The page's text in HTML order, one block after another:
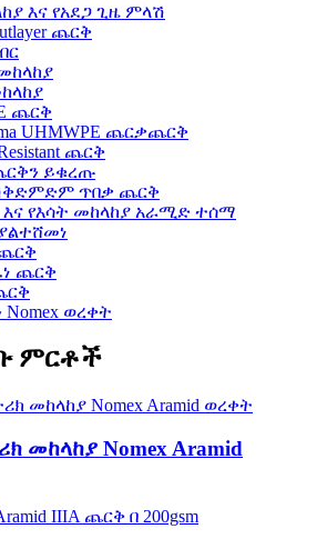
እና የአደጋ ጊዜ ምላሽ
ጨርቅ
ጨርቅ
UHMWPE ጨርቃጨርቅ
ጨርቅ
ይቁረጡ
ጥበቃ ጨርቅ
የእሳት መከላከያ አራሚድ ተሰማ
ያልተሸመነ
ጨርቅ
ጨርቅ
ወረቀት
ምርቶች
መከላከያ Nomex Aramid